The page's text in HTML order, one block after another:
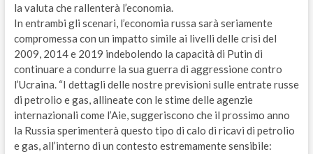
la valuta che rallenterà l’economia.
In entrambi gli scenari, l’economia russa sarà seriamente
compromessa con un impatto simile ai livelli delle crisi del
2009, 2014 e 2019 indebolendo la capacità di Putin di
continuare a condurre la sua guerra di aggressione contro
l’Ucraina. “I dettagli delle nostre previsioni sulle entrate russe
di petrolio e gas, allineate con le stime delle agenzie
internazionali come l’Aie, suggeriscono che il prossimo anno
la Russia sperimenterà questo tipo di calo di ricavi di petrolio
e gas, all’interno di un contesto estremamente sensibile: